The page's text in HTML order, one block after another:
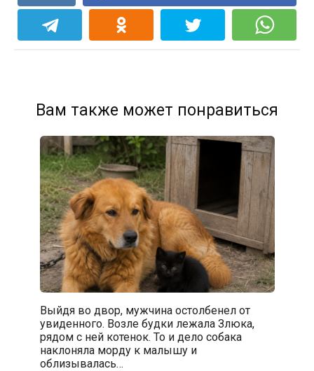
Вам также может понравиться
Выйдя во двор, мужчина остолбенел от
увиденного. Возле будки лежала Злюка,
рядом с ней котенок. То и дело собака
наклоняла морду к малышу и
облизывалась…